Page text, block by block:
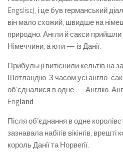
Engslisc), і це був германський
він мало схожий, швидше на
природно. Англи й сакси прийшли
Німеччини, а юти — із Данії.
Прибульці витіснили кельтів на
Шотландію. З часом усі англо-
об’єдналися в одне — Англію.
England.
Після об’єднання в одне
зазнавала набігів вікінгів,
король Данії та Норвегії.